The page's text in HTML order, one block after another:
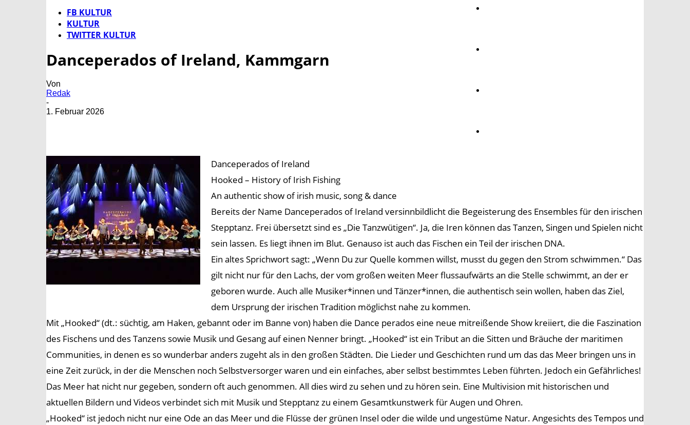
FB KULTUR
KULTUR
TWITTER KULTUR
Danceperados of Ireland, Kammgarn
Von
Redak
-
1. Februar 2026
Danceperados of Ireland
Hooked – History of Irish Fishing
An authentic show of irish music, song & dance
Bereits der Name Danceperados of Ireland versinnbildlicht die Begeisterung des Ensembles für den irischen
Stepptanz. Frei übersetzt sind es „Die Tanzwütigen“. Ja, die Iren können das Tanzen, Singen und Spielen nicht
sein lassen. Es liegt ihnen im Blut. Genauso ist auch das Fischen ein Teil der irischen DNA.
Ein altes Sprichwort sagt: „Wenn Du zur Quelle kommen willst, musst du gegen den Strom schwimmen.“ Das
gilt nicht nur für den Lachs, der vom großen weiten Meer flussaufwärts an die Stelle schwimmt, an der er
geboren wurde. Auch alle Musiker*innen und Tänzer*innen, die authentisch sein wollen, haben das Ziel,
dem Ursprung der irischen Tradition möglichst nahe zu kommen.
Mit „Hooked“ (dt.: süchtig, am Haken, gebannt oder im Banne von) haben die Dance perados eine neue mitreißende Show kreiiert, die die Faszination
des Fischens und des Tanzens sowie Musik und Gesang auf einen Nenner bringt. „Hooked“ ist ein Tribut an die Sitten und Bräuche der maritimen
Communities, in denen es so wunderbar anders zugeht als in den großen Städten. Die Lieder und Geschichten rund um das das Meer bringen uns in
eine Zeit zurück, in der die Menschen noch Selbstversorger waren und ein einfaches, aber selbst bestimmtes Leben führten. Jedoch ein Gefährliches!
Das Meer hat nicht nur gegeben, sondern oft auch genommen. All dies wird zu sehen und zu hören sein. Eine Multivision mit historischen und
aktuellen Bildern und Videos verbindet sich mit Musik und Stepptanz zu einem Gesamtkunstwerk für Augen und Ohren.
„Hooked“ ist jedoch nicht nur eine Ode an das Meer und die Flüsse der grünen Insel oder die wilde und ungestüme Natur. Angesichts des Tempos und